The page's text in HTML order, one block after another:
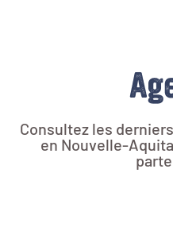
Consultez les
en Nouvelle-